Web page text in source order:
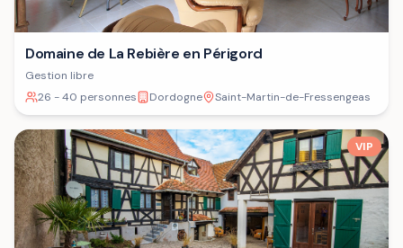
Domaine de La Rebière en Périgord
Gestion libre
26 - 40 personnes
Dordogne Saint-Martin-de-Fressengeas
VIP